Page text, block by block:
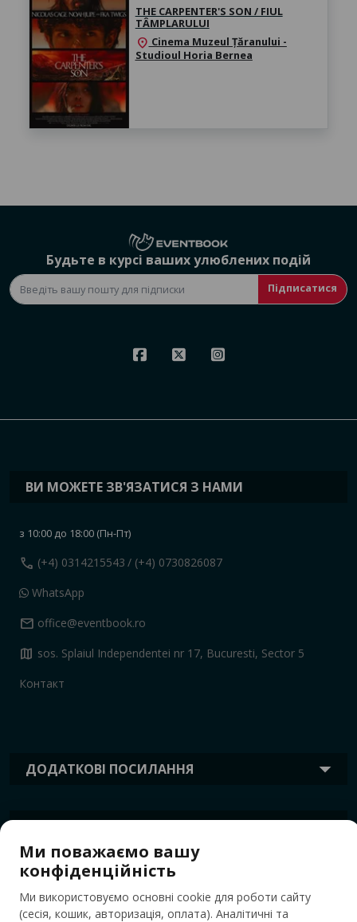
THE CARPENTER'S SON / FIUL
TÂMPLARULUI
location_on Cinema Muzeul Țăranului -
Studioul Horia Bernea
Будьте в курсі ваших улюблених подій
Підписатися
ДОДАТКОВІ ПОСИЛАННЯ
ВИ МОЖЕТЕ ЗВ'ЯЗАТИСЯ З НАМИ
з 10:00 до 18:00 (Пн-Пт)
call (+4) 0314215543 / (+4) 0730826087
WhatsApp
mail office@eventbook.ro
map sos. Splaiul Independentei nr 17, Bucuresti, Sector 5
Контакт
ТЕГИ
Ми поважаємо вашу
конфіденційність
Ми використовуємо основні cookie для роботи сайту
(сесія, кошик, авторизація, оплата). Аналітичні та